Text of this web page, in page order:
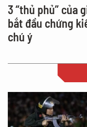
3 “thủ phủ” của
bắt đầu chứng
chú ý